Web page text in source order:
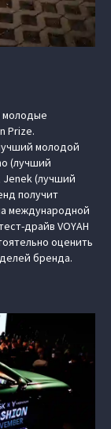
молодые
Prize.
молодой
(лучший
Jenek (лучший
получит
международной
драйв VOYAH
оценить
бренда.